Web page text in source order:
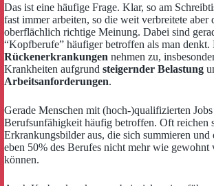
Das ist eine häufige Frage. Klar, so am
fast immer arbeiten, so die weit verbreitete aber
oberflächlich richtige Meinung. Dabei sind
“Kopfberufe” häufiger betroffen als man
Rückenerkrankungen nehmen zu,
Krankheiten aufgrund steigernder Belastung
Arbeitsanforderungen.
Gerade Menschen mit (hoch-)qualifizierten
Berufsunfähigkeit häufig betroffen. Oft reichen
Erkrankungsbilder aus, die sich summieren und
eben 50% des Berufes nicht mehr wie gewohnt
können.